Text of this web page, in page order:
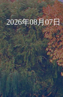
2026年08月07